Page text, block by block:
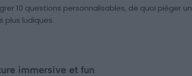
10 questions personnalisables, de quoi piéger un
plus ludiques.
immersive et fun